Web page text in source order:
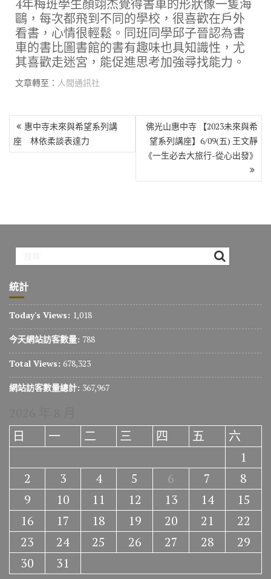
4年梅班學生顏翊杰覺得書車的形狀像一隻海
鷗，每次都飛到不同的學校，很喜歡在戶外
看書，心情很輕鬆。同班同學邱子晉認為書
車的書比圖書館的書有趣味也具知識性，尤
其喜歡走迷宮，能促進思考加強尋找能力。
文章轉至： 人間通訊社
文
章
導
惠中寺未來與希望系列講
座 林依柔談表達力
佛光山惠中寺 【2023未來與希
望系列講座】6/09(五) 王文靜
《一生必去大旅行-從心出發》
統計
Today's Views: 1,018
今天網站訪客數量: 788
Total Views: 678,323
網站訪客數量總計: 367,967
日
一 二 三 四 五
六
1
2
3 4 5 6 7
8
9
10 11 12 13 14
15
16
17 18 19 20 21
22
23
24 25 26 27 28
29
30
31